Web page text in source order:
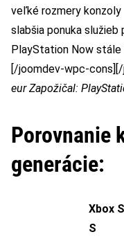
veľké rozmery konzoly
slabšia ponuka
PlayStation Now stále
[/joomdev-wpc-
eur Zapožičal:
Porovnanie
generácie:
Xbox
S